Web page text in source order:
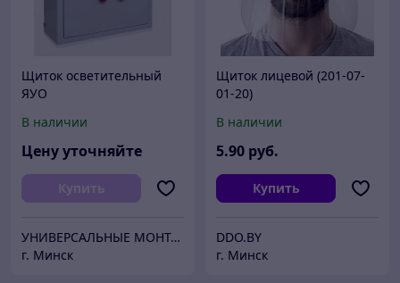
Щиток осветительный
ЯУО
В наличии
Цену уточняйте
Купить
УНИВЕРСАЛЬНЫЕ МОНТАЖНЫЕ СИСТЕМЫ
г. Минск
Щиток лицевой (201-07-
01-20)
В наличии
5.90 руб.
Купить
DDO.BY
г. Минск